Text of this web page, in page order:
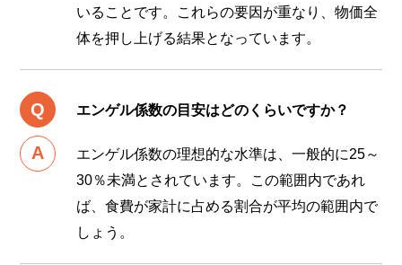
いることです。これらの要因が重なり、物価全
体を押し上げる結果となっています。
エンゲル係数の目安はどのくらいですか？
エンゲル係数の理想的な水準は、一般的に25～
30％未満とされています。この範囲内であれ
ば、食費が家計に占める割合が平均の範囲内で
しょう。